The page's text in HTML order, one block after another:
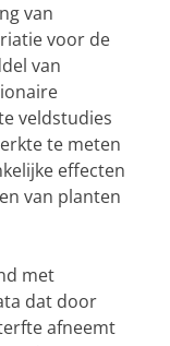
van
voor de
van
veldstudies
te meten
effecten
van planten
met
dat door
afneemt